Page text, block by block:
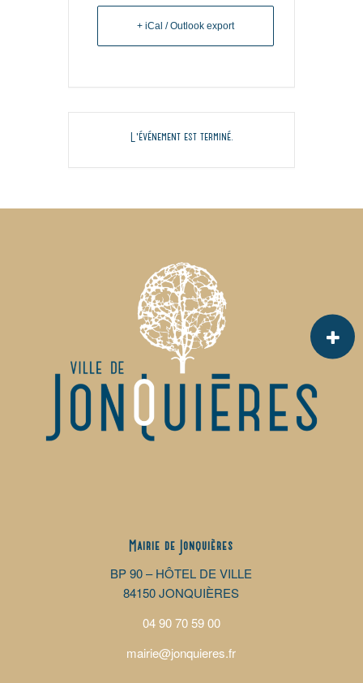
+ iCal / Outlook export
L'événement est terminé.
Mairie de Jonquières
BP 90 – HÔTEL DE VILLE
84150 JONQUIÈRES
04 90 70 59 00
mairie@jonquieres.fr